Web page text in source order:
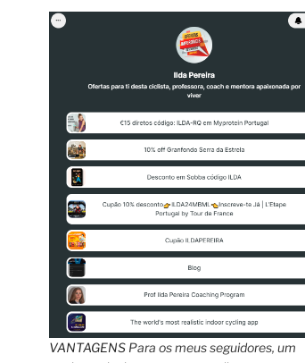
VANTAGENSPara os meus seguidores, um